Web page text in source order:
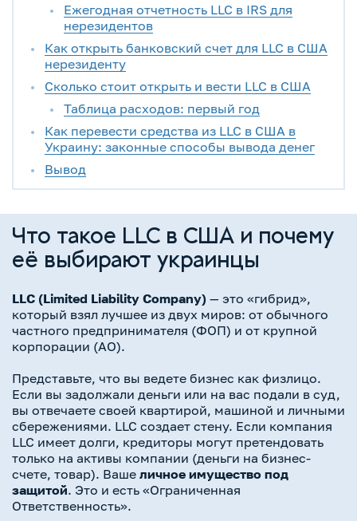
Ежегодная отчетность LLC в IRS для
нерезидентов
Как открыть банковский счет для LLC в США
нерезиденту
Сколько стоит открыть и вести LLC в США
Таблица расходов: первый год
Как перевести средства из LLC в США в
Украину: законные способы вывода денег
Вывод
Что такое LLC в США и почему
её выбирают украинцы
LLC (Limited Liability Company) — это «гибрид»,
который взял лучшее из двух миров: от обычного
частного предпринимателя (ФОП) и от крупной
корпорации (АО).
Представьте, что вы ведете бизнес как физлицо.
Если вы задолжали деньги или на вас подали в суд,
вы отвечаете своей квартирой, машиной и личными
сбережениями. LLC создает стену. Если компания
LLC имеет долги, кредиторы могут претендовать
только на активы компании (деньги на бизнес-
счете, товар). Ваше личное имущество под
защитой. Это и есть «Ограниченная
Ответственность».